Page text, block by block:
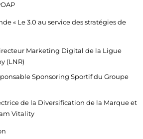
« Le 3.0 au service des stratégies de
Marketing Digital de la Ligue
(LNR)
Sponsoring Sportif du Groupe
de la Diversification de la Marque et
Vitality